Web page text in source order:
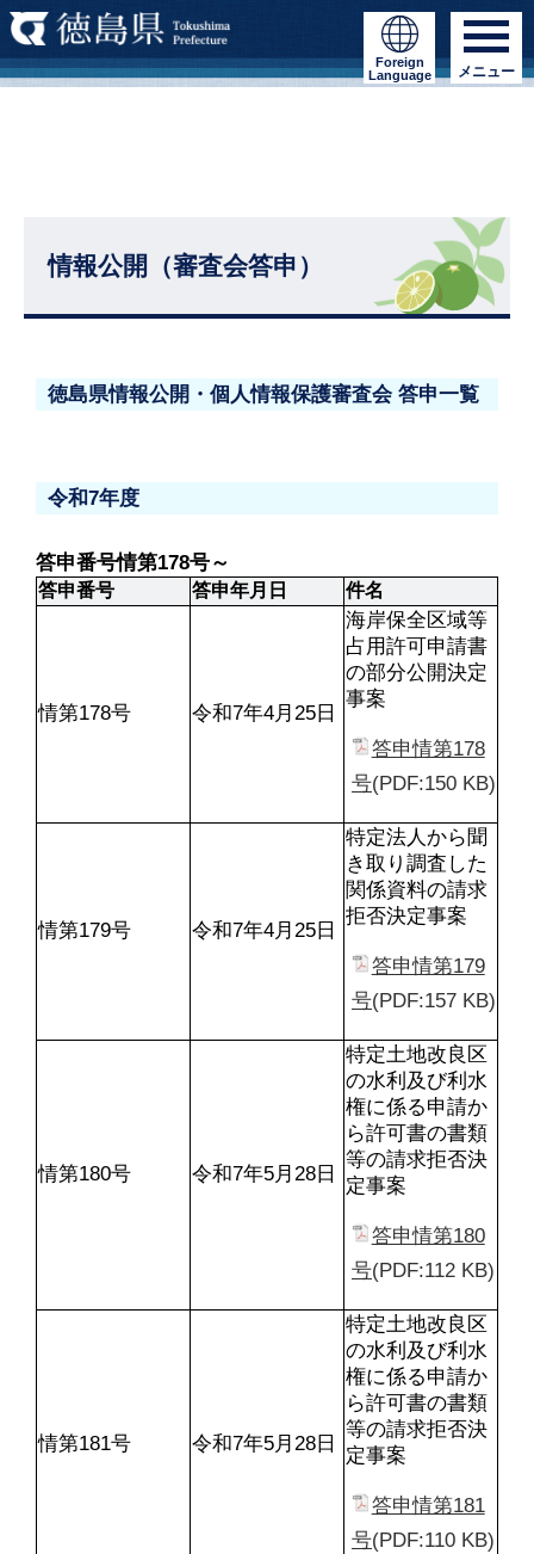
Foreign
Language
メニュー
情報公開（審査会答申）
徳島県情報公開・個人情報保護審査会 答申一覧
令和7年度
答申番号情第178号～
答申番号 答申年月日 件名
情第178号 令和7年4月25日
海岸保全区域等
占用許可申請書
の部分公開決定
事案
答申情第178
号(PDF:150 KB)
情第179号 令和7年4月25日
特定法人から聞
き取り調査した
関係資料の請求
拒否決定事案
答申情第179
号(PDF:157 KB)
情第180号 令和7年5月28日
特定土地改良区
の水利及び利水
権に係る申請か
ら許可書の書類
等の請求拒否決
定事案
答申情第180
号(PDF:112 KB)
情第181号 令和7年5月28日
特定土地改良区
の水利及び利水
権に係る申請か
ら許可書の書類
等の請求拒否決
定事案
答申情第181
号(PDF:110 KB)